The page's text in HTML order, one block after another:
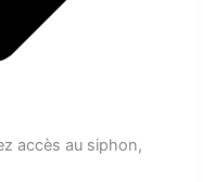
accès au siphon,